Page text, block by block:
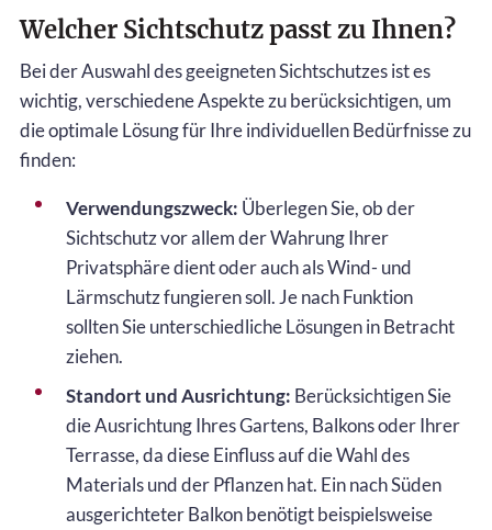
Welcher Sichtschutz passt zu Ihnen?
Bei der Auswahl des geeigneten Sichtschutzes ist es
wichtig, verschiedene Aspekte zu berücksichtigen, um
die optimale Lösung für Ihre individuellen Bedürfnisse zu
finden:
Verwendungszweck: Überlegen Sie, ob der
Sichtschutz vor allem der Wahrung Ihrer
Privatsphäre dient oder auch als Wind- und
Lärmschutz fungieren soll. Je nach Funktion
sollten Sie unterschiedliche Lösungen in Betracht
ziehen.
Standort und Ausrichtung: Berücksichtigen Sie
die Ausrichtung Ihres Gartens, Balkons oder Ihrer
Terrasse, da diese Einfluss auf die Wahl des
Materials und der Pflanzen hat. Ein nach Süden
ausgerichteter Balkon benötigt beispielsweise